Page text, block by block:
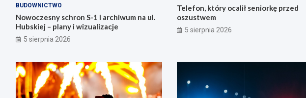
BUDOWNICTWO
Nowoczesny schron S-1 i archiwum na ul.
Hubskiej – plany i wizualizacje
5 sierpnia 2026
Telefon, który ocalił seniorkę przed
oszustwem
5 sierpnia 2026